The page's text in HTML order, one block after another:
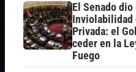
El Senado
Inviolabilidad
Privada: el
ceder en la
Fuego